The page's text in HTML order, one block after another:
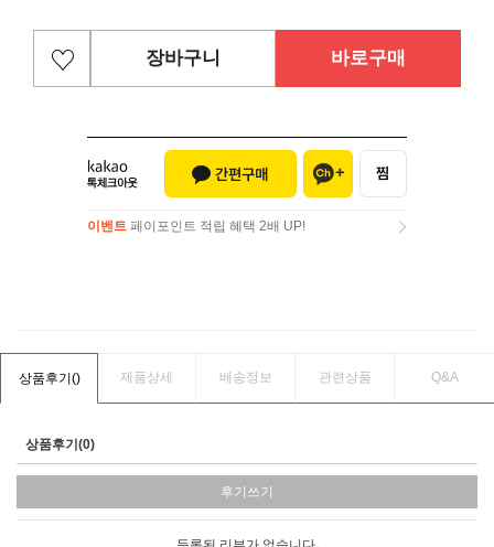
장바구니 바로구매
이벤트 페이포인트 적립 혜택 2배 UP!
상품후기() 제품상세 배송정보 관련상품 Q&A
상품후기(0)
후기쓰기